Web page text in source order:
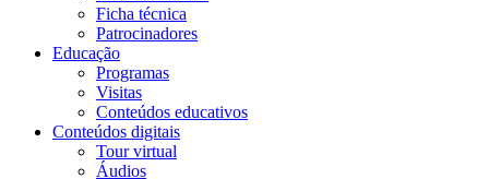
Ficha técnica
Patrocinadores
Educação
Programas
Visitas
Conteúdos educativos​
Conteúdos digitais
Tour virtual
Áudios